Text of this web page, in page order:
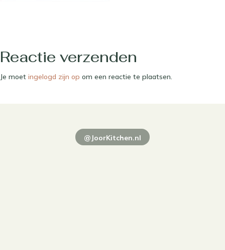
Reactie verzenden
Je moet ingelogd zijn op om een reactie te plaatsen.
@JoorKitchen.nl